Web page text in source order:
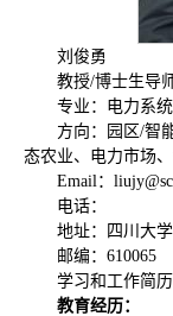
刘俊勇
教授/博士生导
专业：电力系
方向：园区/智
态农业、电力市场
Email：
电话：
地址：四川大
邮编：610065
学习和工作简历
教育经历：